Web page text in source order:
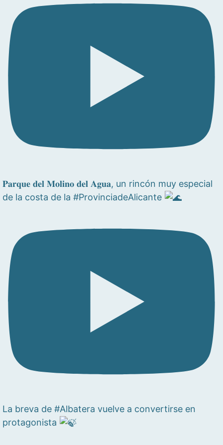
𝐏𝐚𝐫𝐪𝐮𝐞 𝐝𝐞𝐥 𝐌𝐨𝐥𝐢𝐧𝐨 𝐝𝐞𝐥 𝐀𝐠𝐮𝐚, un rincón muy especial
de la costa de la #ProvinciadeAlicante
La breva de #Albatera vuelve a convertirse en
protagonista